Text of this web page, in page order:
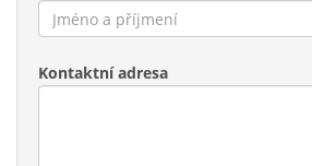
Kontaktní adresa